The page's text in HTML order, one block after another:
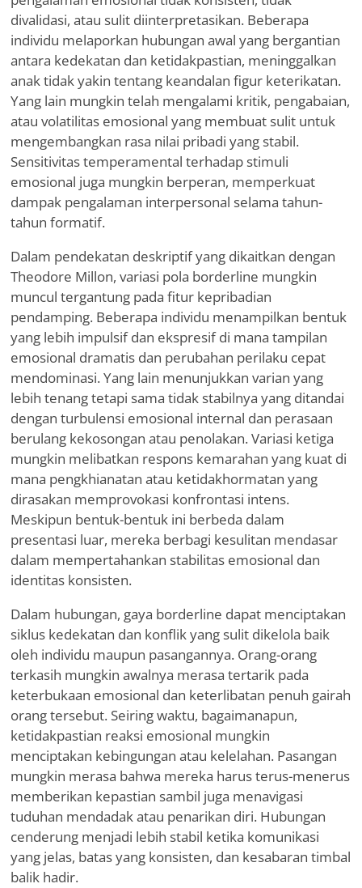
divalidasi, atau sulit diinterpretasikan. Beberapa
individu melaporkan hubungan awal yang bergantian
antara kedekatan dan ketidakpastian, meninggalkan
anak tidak yakin tentang keandalan figur keterikatan.
Yang lain mungkin telah mengalami kritik, pengabaian,
atau volatilitas emosional yang membuat sulit untuk
mengembangkan rasa nilai pribadi yang stabil.
Sensitivitas temperamental terhadap stimuli
emosional juga mungkin berperan, memperkuat
dampak pengalaman interpersonal selama tahun-
tahun formatif.
Dalam pendekatan deskriptif yang dikaitkan dengan
Theodore Millon, variasi pola borderline mungkin
muncul tergantung pada fitur kepribadian
pendamping. Beberapa individu menampilkan bentuk
yang lebih impulsif dan ekspresif di mana tampilan
emosional dramatis dan perubahan perilaku cepat
mendominasi. Yang lain menunjukkan varian yang
lebih tenang tetapi sama tidak stabilnya yang ditandai
dengan turbulensi emosional internal dan perasaan
berulang kekosongan atau penolakan. Variasi ketiga
mungkin melibatkan respons kemarahan yang kuat di
mana pengkhianatan atau ketidakhormatan yang
dirasakan memprovokasi konfrontasi intens.
Meskipun bentuk-bentuk ini berbeda dalam
presentasi luar, mereka berbagi kesulitan mendasar
dalam mempertahankan stabilitas emosional dan
identitas konsisten.
Dalam hubungan, gaya borderline dapat menciptakan
siklus kedekatan dan konflik yang sulit dikelola baik
oleh individu maupun pasangannya. Orang-orang
terkasih mungkin awalnya merasa tertarik pada
keterbukaan emosional dan keterlibatan penuh gairah
orang tersebut. Seiring waktu, bagaimanapun,
ketidakpastian reaksi emosional mungkin
menciptakan kebingungan atau kelelahan. Pasangan
mungkin merasa bahwa mereka harus terus-menerus
memberikan kepastian sambil juga menavigasi
tuduhan mendadak atau penarikan diri. Hubungan
cenderung menjadi lebih stabil ketika komunikasi
yang jelas, batas yang konsisten, dan kesabaran timbal
balik hadir.